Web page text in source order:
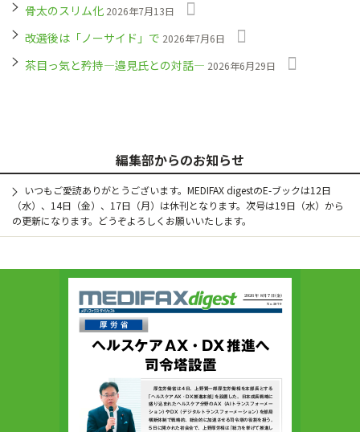
骨太のスリム化 2026年7月13日
改選後は「ノーサイド」で 2026年7月6日
茶目っ気と矜持―邉見氏との対話― 2026年6月29日
編集部からのお知らせ
いつもご愛読ありがとうございます。MEDIFAX digestのE-ブックは12日
（水）、14日（金）、17日（月）は休刊となります。次号は19日（水）から
の更新になります。どうぞよろしくお願いいたします。